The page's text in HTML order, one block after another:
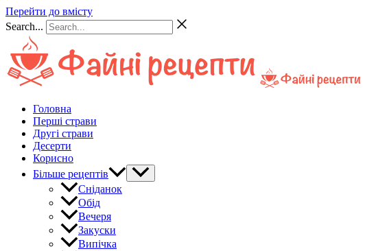
Перейти до вмісту
Search...
Головна
Перші страви
Другі страви
Десерти
Корисно
Більше рецептів
Сніданок
Обід
Вечеря
Закуски
Випічка